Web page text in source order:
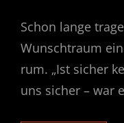
Schon lange
Wunschtraum
rum. „Ist sicher
uns sicher – war